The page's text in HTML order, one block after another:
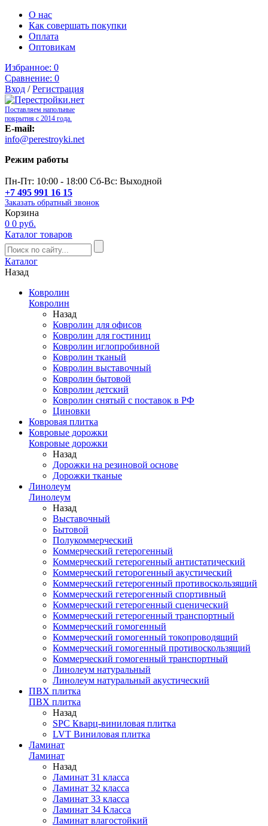
О нас
Как совершать покупки
Оплата
Оптовикам
Избранное: 0
Сравнение: 0
Вход /Регистрация
Поставляем напольные
покрытия с 2014 года.
E-mail:
info@perestroyki.net
Режим работы
Пн-Пт: 10:00 - 18:00 Сб-Вс: Выходной
+7 495 991 16 15
Заказать обратный звонок
Корзина
0 0 руб.
Каталог товаров
Каталог
Назад
Ковролин
Ковролин
Назад
Ковролин для офисов
Ковролин для гостиниц
Ковролин иглопробивной
Ковролин тканый
Ковролин выставочный
Ковролин бытовой
Ковролин детский
Ковролин снятый с поставок в РФ
Циновки
Ковровая плитка
Ковровые дорожки
Ковровые дорожки
Назад
Дорожки на резиновой основе
Дорожки тканые
Линолеум
Линолеум
Назад
Выставочный
Бытовой
Полукоммерческий
Коммерческий гетерогенный
Коммерческий гетерогенный антистатический
Коммерческий геторогенный акустический
Коммерческий гетерогенный противоскользящий
Коммерческий гетерогенный спортивный
Коммерческий гетерогенный сценический
Коммерческий гетерогенный транспортный
Коммерческий гомогенный
Коммерческий гомогенный токопроводящий
Коммерческий гомогенный противоскользящий
Коммерческий гомогенный транспортный
Линолеум натуральный
Линолеум натуральный акустический
ПВХ плитка
ПВХ плитка
Назад
SPC Кварц-виниловая плитка
LVT Виниловая плитка
Ламинат
Ламинат
Назад
Ламинат 31 класса
Ламинат 32 класса
Ламинат 33 класса
Ламинат 34 Класса
Ламинат влагостойкий